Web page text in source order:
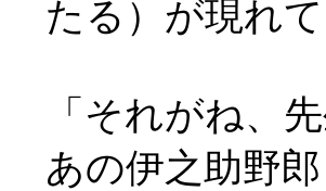
たる）が現れ
「それがね、
あの伊之助野